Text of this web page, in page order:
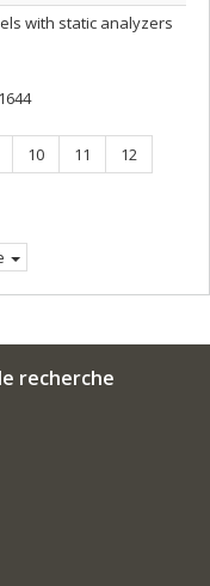
with static analyzers
1644
Page
10 Page
11 Page
12
recherche